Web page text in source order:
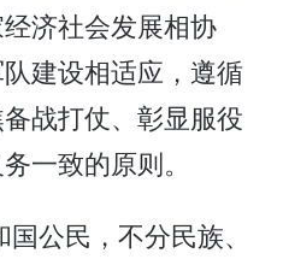
济社会发展相协
建设相适应，遵循
战打仗、彰显服役
一致的原则。
公民，不分民族、